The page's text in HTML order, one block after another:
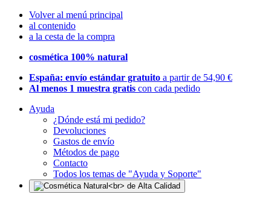
Volver al menú principal
al contenido
a la cesta de la compra
cosmética 100% natural
España: envío estándar gratuito a partir de 54,90 €
Al menos 1 muestra gratis con cada pedido
Ayuda
¿Dónde está mi pedido?
Devoluciones
Gastos de envío
Métodos de pago
Contacto
Todos los temas de "Ayuda y Soporte"